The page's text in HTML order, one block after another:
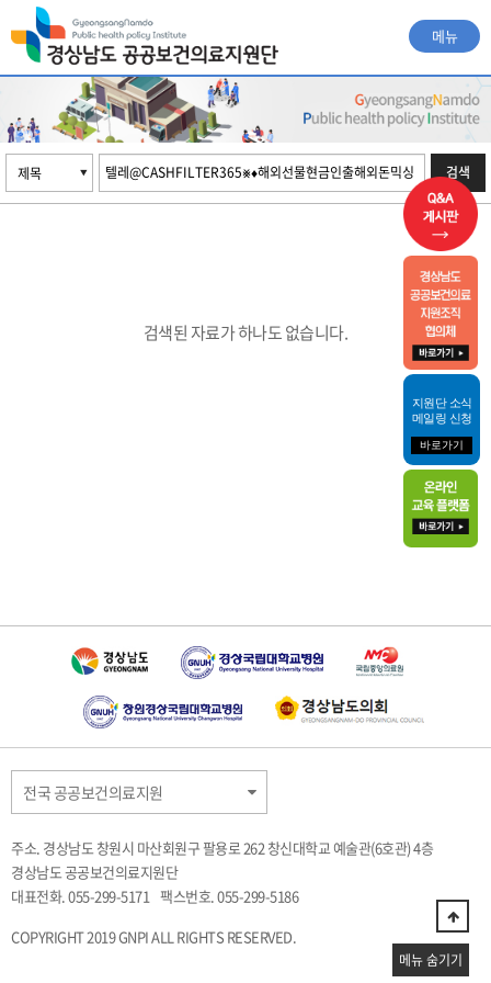
메뉴
검색
검색된 자료가 하나도 없습니다.
전국 공공보건의료지원
주소. 경상남도 창원시 마산회원구 팔용로 262 창신대학교 예술관(6호관) 4층
경상남도 공공보건의료지원단
대표전화. 055-299-5171 팩스번호. 055-299-5186
COPYRIGHT 2019 GNPI ALL RIGHTS RESERVED.
지원단 소식
메일링 신청
바로가기
메뉴 숨기기